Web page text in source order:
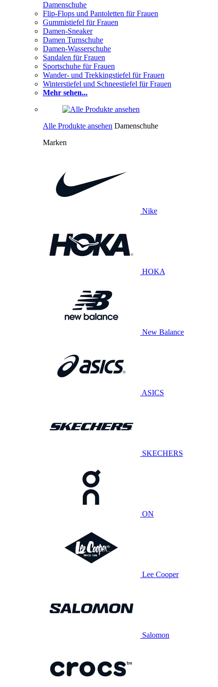
Damenschuhe
Flip-Flops und Pantoletten für Frauen
Gummistiefel für Frauen
Damen-Sneaker
Damen Turnschuhe
Damen-Wasserschuhe
Sandalen für Frauen
Sportschuhe für Frauen
Wander- und Trekkingstiefel für Frauen
Winterstiefel und Schneestiefel für Frauen
Mehr sehen...
Alle Produkte ansehen Damenschuhe
Marken
Nike
HOKA
New Balance
ASICS
SKECHERS
ON
Lee Cooper
Salomon